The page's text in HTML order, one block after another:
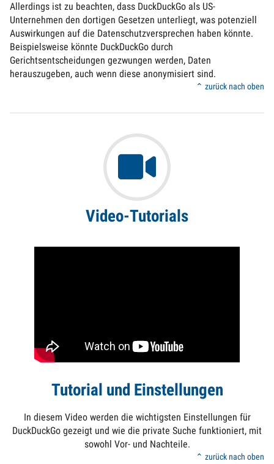
Allerdings ist zu beachten, dass DuckDuckGo als US-
Unternehmen den dortigen Gesetzen unterliegt, was potenziell
Auswirkungen auf die Datenschutzversprechen haben könnte.
Beispielsweise könnte DuckDuckGo durch
Gerichtsentscheidungen gezwungen werden, Daten
herauszugeben, auch wenn diese anonymisiert sind.
⌃ zurück nach oben
Video-Tutorials
Tutorial und Einstellungen
In diesem Video werden die wichtigsten Einstellungen für
DuckDuckGo gezeigt und wie die private Suche funktioniert, mit
sowohl Vor- und Nachteile.
⌃ zurück nach oben